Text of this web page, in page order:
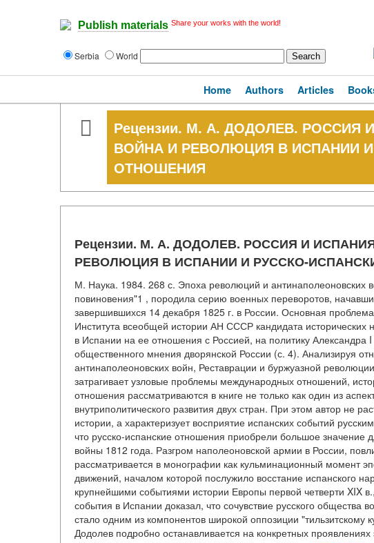
Publish materials Share your works with the world!
Serbia World
Home Authors Articles
Рецензии. М. А. ДОДОЛЕВ. РОССИЯ И
ВОЙНА И РЕВОЛЮЦИЯ В ИСПАНИИ
ОТНОШЕНИЯ
Рецензии. М. А. ДОДОЛЕВ. РОССИЯ И ИСПАНИЯ
РЕВОЛЮЦИЯ В ИСПАНИИ И РУССКО-
М. Наука. 1984. 268 с. Эпоха революций и антинаполеоновских
повиновения"1 , породила серию военных переворотов,
завершившихся 14 декабря 1825 г. в России. Основная
Института всеобщей истории АН СССР кандидата
в Испании на ее отношения с Россией, на политику
общественного мнения дворянской России (с. 4). Анализируя
антинаполеоновских войн, Реставрации и буржуазной
затрагивает узловые проблемы международных отношений,
отношения рассматриваются в книге не только как один из
внутриполитического развития двух стран. При этом автор не
истории, а характеризует восприятие испанских событий
что русско-испанские отношения приобрели большое значение
войны 1812 года. Разгром наполеоновской армии в России,
рассматривается в монографии как кульминационный момент
движений, началом которой послужило восстание испанского
крупнейшими событиями истории Европы первой четверти XIX
события в Испании доказал, что сочувствие русского общества
стало одним из компонентов широкой оппозиции
Додолев подробно останавливается на конкретных